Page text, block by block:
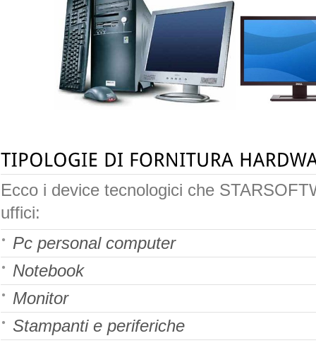
Ecco i device tecnologici che
uffici:
Pc personal computer
Notebook
Monitor
Stampanti e periferiche